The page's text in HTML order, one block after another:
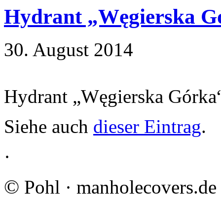
Hydrant „Węgierska
30. August 2014
Hydrant „Węgierska
Siehe auch dieser Eintrag.
·
© Pohl · manholecovers.de